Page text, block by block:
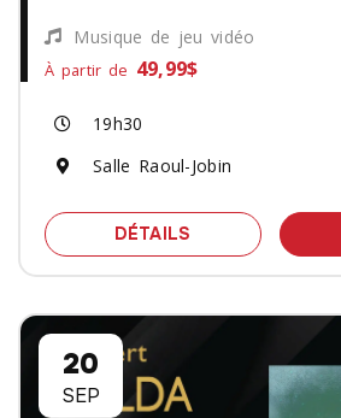
Musique de jeu vidéo
À partir de 49,99$
19h30
Salle Raoul-Jobin
DÉTAILS SPECTACLE
20
SEP